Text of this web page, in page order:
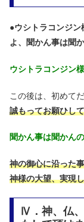
●ウシトラコンジ
よ、聞かん事は聞
ウシトラコンジン
この後は、初めて
誠もってお願ひし
聞かん事は聞かん
神の御心に沿った
神様の大望、実現
Ⅳ．神、仏